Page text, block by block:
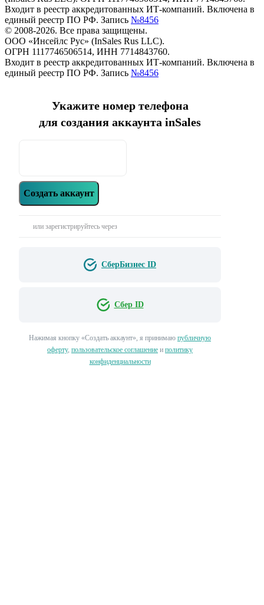
Входит в реестр аккредитованных ИТ-компаний. Включена в
единый реестр ПО РФ. Запись №8456
© 2008-2026. Все права защищены.
ООО «Инсейлс Рус» (InSales Rus LLC).
ОГРН 1117746506514, ИНН 7714843760.
Входит в реестр аккредитованных ИТ-компаний. Включена в
единый реестр ПО РФ. Запись №8456
Укажите номер телефона
для создания аккаунта inSales
Создать аккаунт
или зарегистрируйтесь через
СберБизнес ID
Сбер ID
Нажимая кнопку «‎Создать аккаунт»‎, я принимаю публичную
оферту, пользовательское соглашение и политику
конфиденциальности